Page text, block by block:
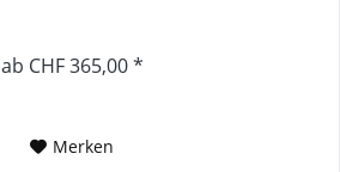
ab CHF 365,00 *
Merken